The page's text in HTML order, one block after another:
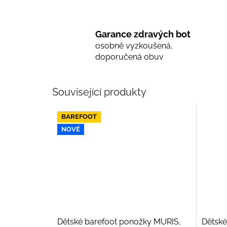
Garance zdravých bot
osobně vyzkoušená,
doporučená obuv
Související produkty
BAREFOOT
NOVÉ
Dětské barefoot ponožky MURIS,